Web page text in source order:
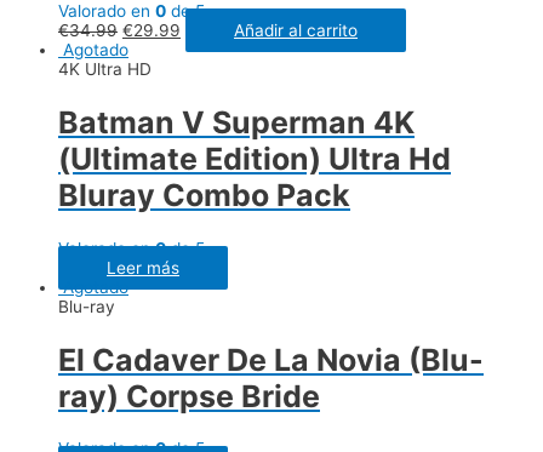
Valorado en 0 de 5
€34.99 €29.99
Añadir al carrito
Agotado
4K Ultra HD
Batman V Superman 4K
(Ultimate Edition) Ultra Hd
Bluray Combo Pack
Valorado en0de 5
Leer más
Agotado
Blu-ray
El Cadaver De La Novia (Blu-
ray) Corpse Bride